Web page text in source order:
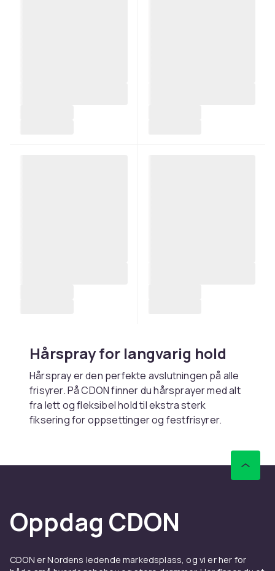
Hårspray for langvarig hold
Hårspray er den perfekte avslutningen på alle
frisyrer. På CDON finner du hårsprayer med alt
fra lett og fleksibel hold til ekstra sterk
fiksering for oppsettinger og festfrisyrer.
håret stivt eller klebrig. Handle trygt med rask
levering.
Lett hårspray bevarer naturlig bevegelse og
sterk fiksering holder frisyren på plass hele
Oppdag CDON
CDON er Nordens ledende markedsplass, og vi er her for